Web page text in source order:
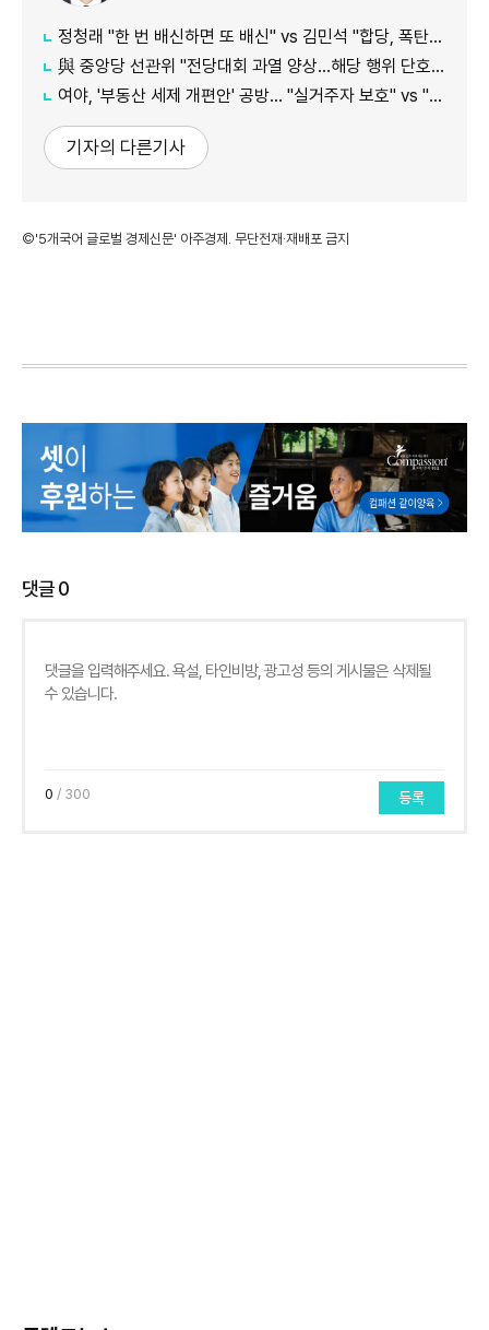
정청래 "한 번 배신하면 또 배신" vs 김민석 "합당, 폭탄선언 안 돼"
與 중앙당 선관위 "전당대회 과열 양상…해당 행위 단호히 대처"
여야, '부동산 세제 개편안' 공방… "실거주자 보호" vs "무책임의 극치"
기자의 다른기사
©'5개국어 글로벌 경제신문' 아주경제. 무단전재·재배포 금지
댓글0
0 / 300 등록